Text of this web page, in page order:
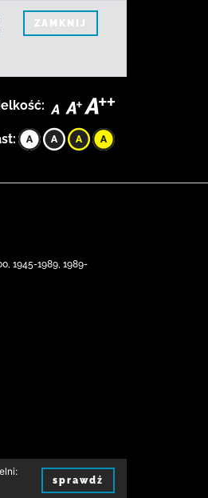
ZAMKNIJ
1945-1989, 1989-
sprawdź